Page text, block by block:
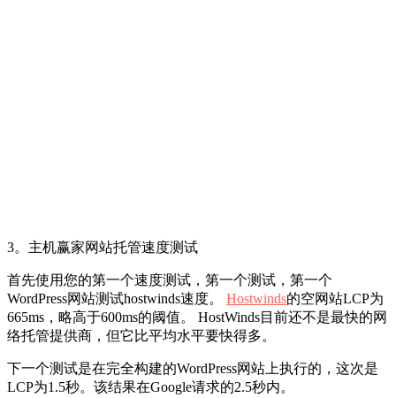
3。主机赢家网站托管速度测试
首先使用您的第一个速度测试，第一个测试，第一个
WordPress网站测试hostwinds速度。 Hostwinds的空网站LCP为
665ms，略高于600ms的阈值。 HostWinds目前还不是最快的网
络托管提供商，但它比平均水平要快得多。
下一个测试是在完全构建的WordPress网站上执行的，这次是
LCP为1.5秒。该结果在Google请求的2.5秒内。